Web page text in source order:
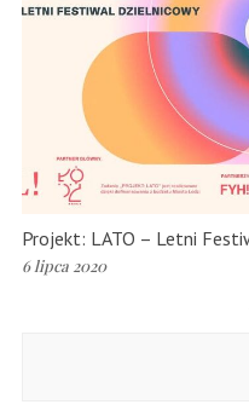
Projekt: LATO – Letni
6 lipca 2020